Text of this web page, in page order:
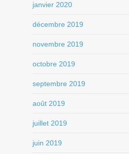
janvier 2020
décembre 2019
novembre 2019
octobre 2019
septembre 2019
août 2019
juillet 2019
juin 2019